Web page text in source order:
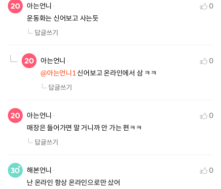
아는언니
0
운동화는 신어보고 사는듯
답글쓰기
아는언니
0
@아는언니1 신어보고 온라인에서 삼 ㅋㅋ
답글쓰기
아는언니
0
매장은 들어가면 말 거니까 안 가는 편ㅋㅋ
답글쓰기
해본언니
0
난 온라인 항상 온라인으로만 샀어